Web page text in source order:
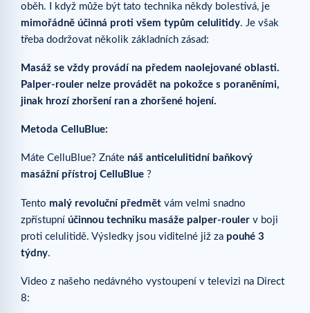
oběh. I když může být tato technika někdy bolestivá, je
mimořádně účinná proti všem typům celulitidy. Je však
třeba dodržovat několik základních zásad:
Masáž se vždy provádí na předem naolejované oblasti.
Palper-rouler nelze provádět na pokožce s poraněními,
jinak hrozí zhoršení ran a zhoršené hojení.
Metoda CelluBlue:
Máte CelluBlue? Znáte náš anticelulitidní baňkový
masážní přístroj CelluBlue ?
Tento malý revoluční předmět vám velmi snadno
zpřístupní účinnou techniku masáže palper-rouler v boji
proti celulitidě. Výsledky jsou viditelné již za pouhé 3
týdny.
Video z našeho nedávného vystoupení v televizi na Direct
8: